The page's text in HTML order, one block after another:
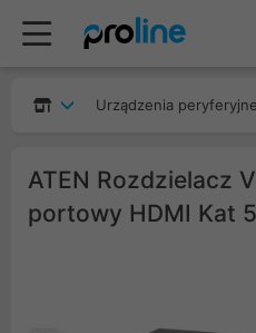
Urządzenia
ATEN Rozdzielacz
portowy HDMI Kat